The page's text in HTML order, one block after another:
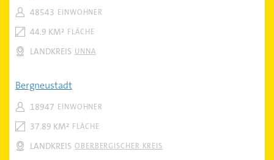
EINWOHNER
48543
FLÄCHE
44.9 KM²
UNNA
LANDKREIS
Bergneustadt
EINWOHNER
18947
FLÄCHE
37.89 KM²
OBERBERGISCHER KREIS
LANDKREIS